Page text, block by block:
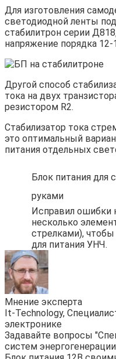
Для изготовления
светодиодной ленты
стабилитрон серии
напряжение порядка 12-
Другой способ
тока на двух
резистором R2.
Стабилизатор тока
это оптимальный
питания отдельных
Блок питания для
руками
Исправил ошибки
несколько
стрелками),
для питания УНЧ.
Мнение эксперта
It-Technology,
электронике
Задавайте вопросы
систем